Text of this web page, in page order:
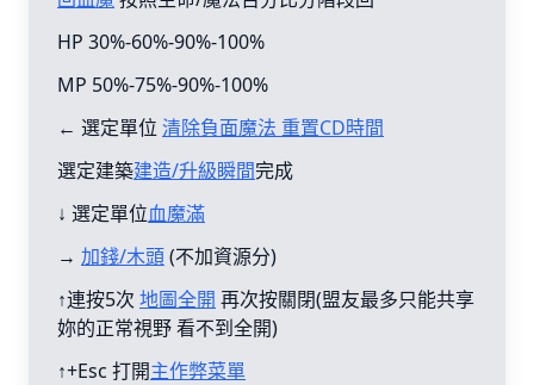
HP 30%-60%-90%-100%
MP 50%-75%-90%-100%
← 選定單位 清除負面魔法 重置CD時間
選定建築建造/升級瞬間完成
↓ 選定單位血魔滿
→ 加錢/木頭(不加資源分)
↑連按5次 地圖全開 再次按關閉(盟友最多只能共享
妳的正常視野 看不到全開)
↑+Esc 打開主作弊菜單